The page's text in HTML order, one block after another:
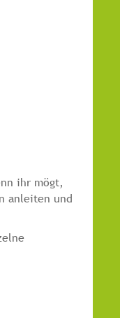
ihr mögt,
anleiten und